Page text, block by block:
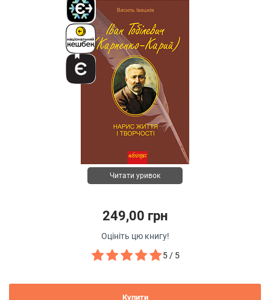
Читати уривок
249,00 грн
Оцініть цю книгу!
5 / 5
Купити